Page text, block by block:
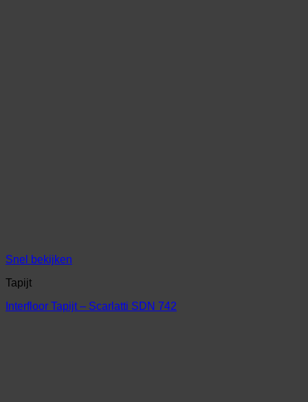
Snel bekijken
Tapijt
Interfloor Tapijt – Scarlatti SDN 742